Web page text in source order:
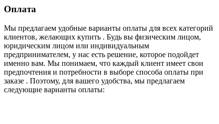
Оплата
Мы предлагаем удобные варианты оплаты для всех категорий
клиентов, желающих купить . Будь вы физическим лицом,
юридическим лицом или индивидуальным
предпринимателем, у нас есть решение, которое подойдет
именно вам. Мы понимаем, что каждый клиент имеет свои
предпочтения и потребности в выборе способа оплаты при
заказе . Поэтому, для вашего удобства, мы предлагаем
следующие варианты оплаты: